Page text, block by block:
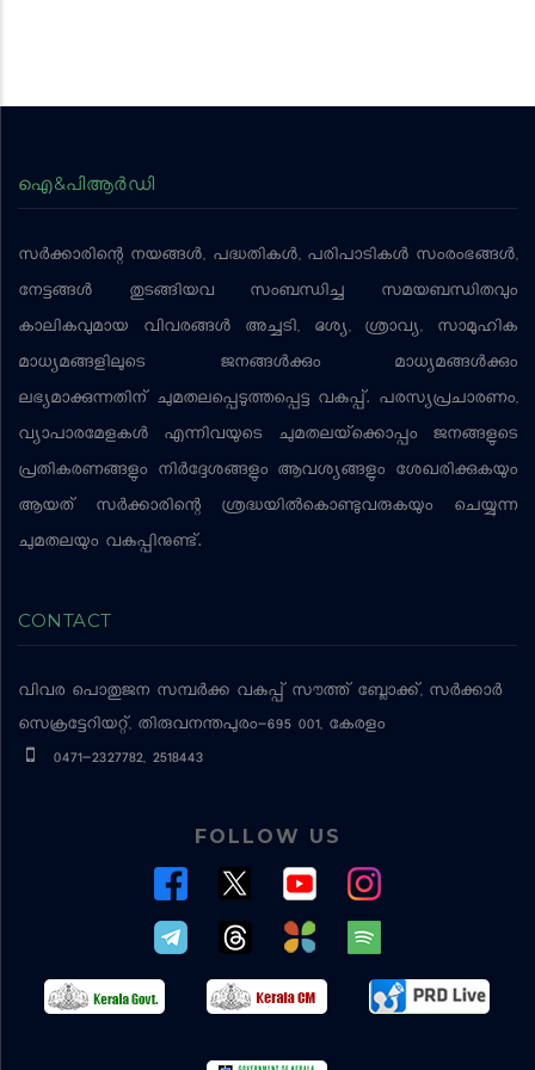
ഐ&പിആര്‍ഡി
സര്‍ക്കാരിന്റെ നയങ്ങള്‍, പദ്ധതികള്‍, പരിപാടികള്‍ സംരംഭങ്ങള്‍,
നേട്ടങ്ങള്‍ തുടങ്ങിയവ സംബന്ധിച്ച സമയബന്ധിതവും
കാലികവുമായ വിവരങ്ങള്‍ അച്ചടി, ദൃശ്യ, ശ്രാവ്യ, സാമൂഹിക
മാധ്യമങ്ങളിലൂടെ ജനങ്ങള്‍ക്കും മാധ്യമങ്ങള്‍ക്കും
ലഭ്യമാക്കുന്നതിന് ചുമതലപ്പെടുത്തപ്പെട്ട വകുപ്പ്. പരസ്യപ്രചാരണം,
വ്യാപാരമേളകള്‍ എന്നിവയുടെ ചുമതലയ്‌ക്കൊപ്പം ജനങ്ങളുടെ
പ്രതികരണങ്ങളും നിര്‍ദ്ദേശങ്ങളും ആവശ്യങ്ങളും ശേഖരിക്കുകയും
ആയത് സര്‍ക്കാരിന്റെ ശ്രദ്ധയില്‍കൊണ്ടുവരുകയും ചെയ്യുന്ന
ചുമതലയും വകുപ്പിനുണ്ട്.
CONTACT
വിവര പൊതുജന സമ്പര്‍ക്ക വകുപ്പ് സൗത്ത് ബ്ലോക്ക്, സര്‍ക്കാര്‍
സെക്രട്ടേറിയറ്റ്, തിരുവനന്തപുരം-695 001, കേരളം
0471-2327782, 2518443
FOLLOW US